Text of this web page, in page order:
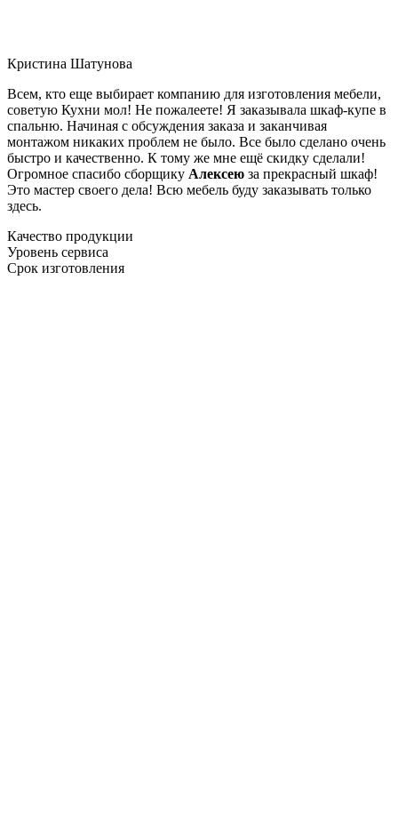
Кристина Шатунова
Всем, кто еще выбирает компанию для изготовления мебели,
советую Кухни мол! Не пожалеете! Я заказывала шкаф-купе в
спальню. Начиная с обсуждения заказа и заканчивая
монтажом никаких проблем не было. Все было сделано очень
быстро и качественно. К тому же мне ещё скидку сделали!
Огромное спасибо сборщику Алексею за прекрасный шкаф!
Это мастер своего дела! Всю мебель буду заказывать только
здесь.
Качество продукции
Уровень сервиса
Срок изготовления